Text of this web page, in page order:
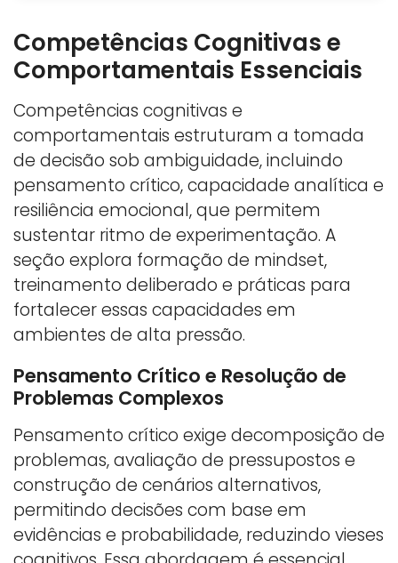
Competências Cognitivas e
Comportamentais Essenciais
Competências cognitivas e
comportamentais estruturam a tomada
de decisão sob ambiguidade, incluindo
pensamento crítico, capacidade analítica e
resiliência emocional, que permitem
sustentar ritmo de experimentação. A
seção explora formação de mindset,
treinamento deliberado e práticas para
fortalecer essas capacidades em
ambientes de alta pressão.
Pensamento Crítico e Resolução de
Problemas Complexos
Pensamento crítico exige decomposição de
problemas, avaliação de pressupostos e
construção de cenários alternativos,
permitindo decisões com base em
evidências e probabilidade, reduzindo vieses